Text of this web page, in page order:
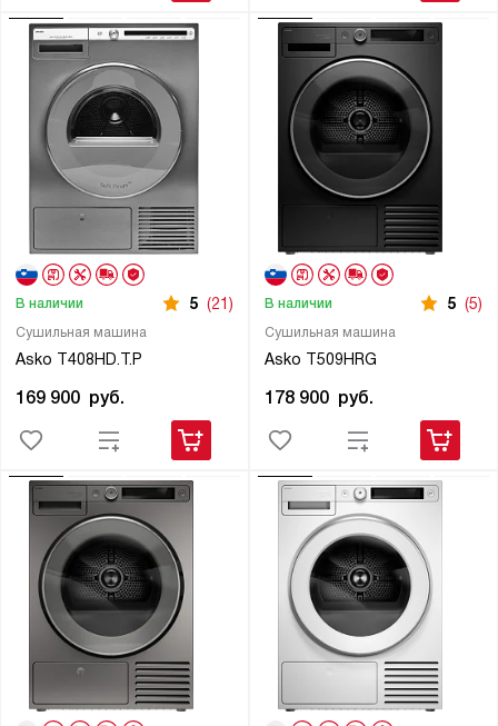
Сушильная машина
Asko T408HD.T.P
В наличии 5 (21)
169 900 руб.
Сушильная машина
Asko T509HRG
В наличии 5 (5)
178 900 руб.